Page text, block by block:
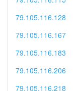
79.105.116.128
79.105.116.167
79.105.116.183
79.105.116.206
79.105.116.218